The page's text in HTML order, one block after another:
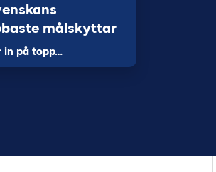
målskyttar
in på topp…